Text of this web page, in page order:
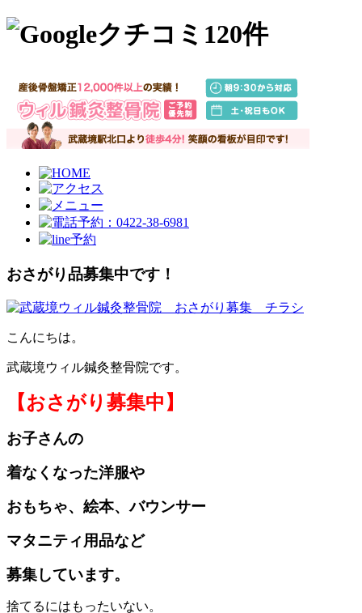
おさがり品募集中です！
こんにちは。
武蔵境ウィル鍼灸整骨院です。
【おさがり募集中】
お子さんの
着なくなった洋服や
おもちゃ、絵本、バウンサー
マタニティ用品など
募集しています。
捨てるにはもったいない。